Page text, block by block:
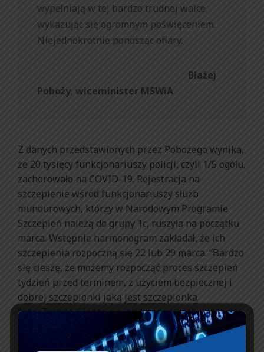
wypełniają w tej bardzo trudnej walce,
wykazując się ogromnym poświęceniem.
Niejednokrotnie ponosząc ofiary.
Błażej
Poboży, wiceminister MSWiA
Z danych przedstawionych przez Pobożego wynika,
że 20 tysięcy funkcjonariuszy policji, czyli 1/5 ogółu,
zachorowało na COVID-19. Rejestracja na
szczepienie wśród funkcjonariuszy służb
mundurowych, którzy w Narodowym Programie
Szczepień należą do grupy 1c, ruszyła na początku
marca. Wstępnie harmonogram zakładał, że ich
szczepienia rozpoczną się 22 lub 29 marca. “Bardzo
się cieszę, że możemy rozpocząć proces szczepień
tydzień przed terminem, z użyciem bezpiecznej i
dobrej szczepionki jaką jest szczepionka
AstraZeneca. Cieszę się, że możemy zrobić to tu, w
Szpitalu Narodowym” – powiedział wiceszef
MSWiA.